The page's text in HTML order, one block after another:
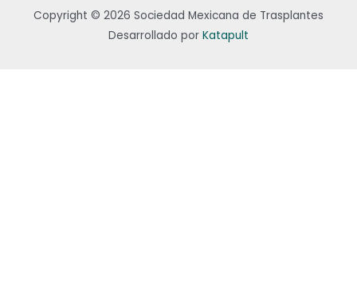
Copyright © 2026 Sociedad Mexicana de Trasplantes
Desarrollado por Katapult